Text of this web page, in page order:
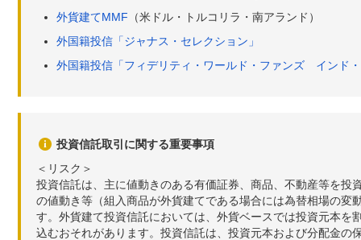
外貨建てMMF （米ドル・トルコリラ・南アランド）
外国籍投信「ジャナス・セレクション」
外国籍投信「フィデリティ・ワールド・ファンズ インド
投資信託取引に関する重要事項
＜リスク＞
投資信託は、主に値動きのある有価証券、商品、不動産等を
の値動き等（組入商品が外貨建てである場合には為替相場の
す。外貨建て投資信託においては、外貨ベースでは投資元本
込むおそれがあります。投資信託は、投資元本および分配金の